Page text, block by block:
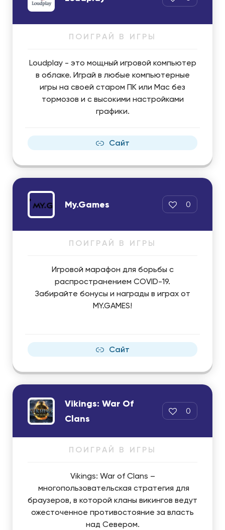
ПОИГРАЙ В ИГРЫ
Loudplay - это мощный игровой компьютер
в облаке. Играй в любые компьютерные
игры на своей старом ПК или Mac без
тормозов и с высокими настройками
графики.
Сайт
My.Games 0
ПОИГРАЙ В ИГРЫ
Игровой марафон для борьбы с
распространением COVID-19.
Забирайте бонусы и награды в играх от
MY.GAMES!
Сайт
Vikings: War Of
Clans
0
ПОИГРАЙ В ИГРЫ
Vikings: War of Clans –
многопользовательская стратегия для
браузеров, в которой кланы викингов ведут
ожесточенное противостояние за власть
над Севером.